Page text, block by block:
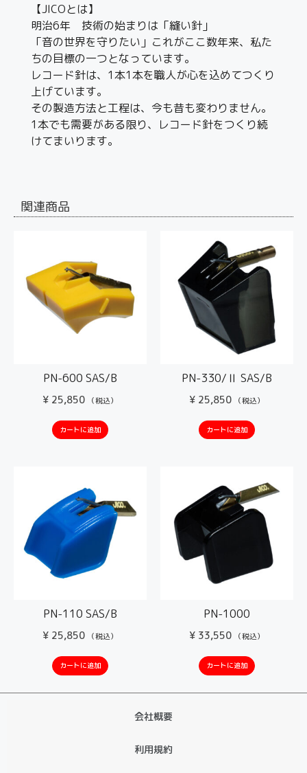
【JICOとは】
明治6年 技術の始まりは「縫い針」
「音の世界を守りたい」これがここ数年来、私た
ちの目標の一つとなっています。
レコード針は、1本1本を職人が心を込めてつくり
上げています。
その製造方法と工程は、今も昔も変わりません。
1本でも需要がある限り、レコード針をつくり続
けてまいります。
関連商品
PN-600 SAS/B
¥ 25,850 （税込）
カートに追加
PN-330/Ⅱ SAS/B
¥ 25,850 （税込）
カートに追加
PN-110 SAS/B
¥ 25,850 （税込）
カートに追加
PN-1000
¥ 33,550 （税込）
カートに追加
会社概要
利用規約